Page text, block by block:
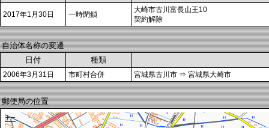
2017年1月30日 一時閉鎖
大崎市古川富長山王10
契約解除
自治体名称の変遷
日付
種類
2006年3月31日 市町村合併 宮城県古川市 ⇒ 宮城県大崎市
郵便局の位置